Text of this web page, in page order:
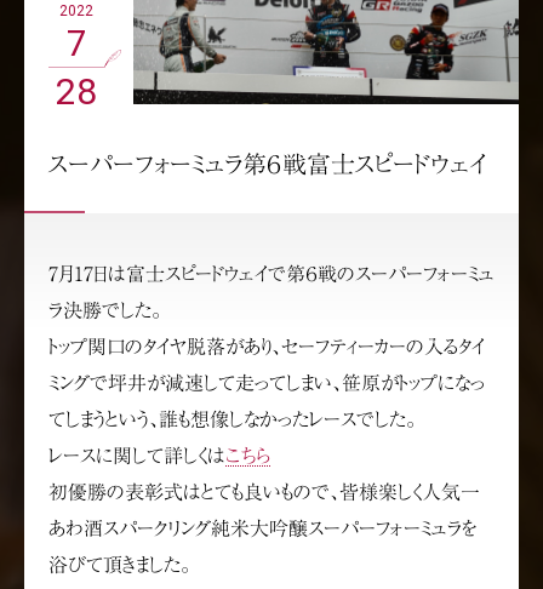
2022
7
28
スーパーフォーミュラ第６戦富士スピードウェイ
7月17日は富士スピードウェイで第６戦のスーパーフォーミュ
ラ決勝でした。
トップ関口のタイヤ脱落があり、セーフティーカーの入るタイ
ミングで坪井が減速して走ってしまい、笹原がトップになっ
てしまうという、誰も想像しなかったレースでした。
レースに関して詳しくはこちら
初優勝の表彰式はとても良いもので、皆様楽しく人気一
あわ酒スパークリング純米大吟醸スーパーフォーミュラを
浴びて頂きました。